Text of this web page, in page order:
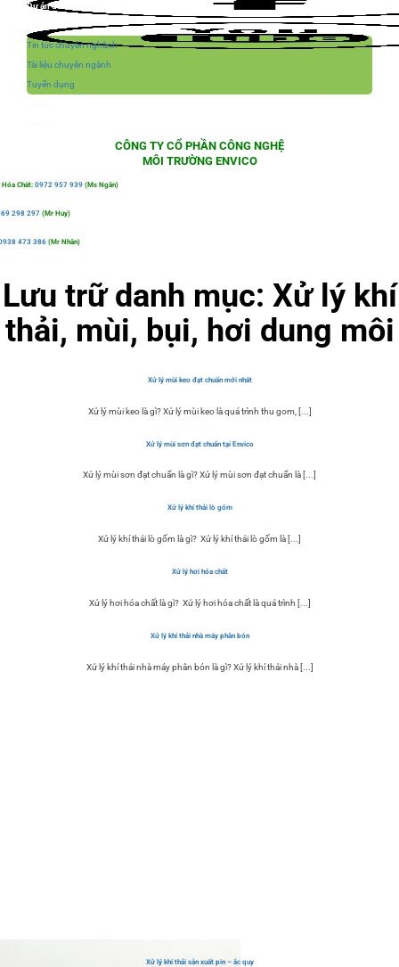
Dự án đã thực hiện
Tin tức chuyên nghành
Tài liệu chuyên ngành
Tuyển dụng
CÔNG TY CỔ PHẦN CÔNG NGHỆ
MÔI TRƯỜNG ENVICO
Chất: 0972 957 939 (Ms Ngân)
298 297 (Mr Huy)
473 386 (Mr Nhân)
Lưu trữ danh mục: Xử lý khí
thải, mùi, bụi, hơi dung môi
Xử lý mùi keo đạt chuẩn mới nhất
Xử lý mùi keo là gì? Xử lý mùi keo là quá trình thu gom, [...]
Xử lý mùi sơn đạt chuẩn tại Envico
Xử lý mùi sơn đạt chuẩn là gì? Xử lý mùi sơn đạt chuẩn là [...]
Xử lý khí thải lò gốm
Xử lý khí thải lò gốm là gì? Xử lý khí thải lò gốm là [...]
Xử lý hơi hóa chất
Xử lý hơi hóa chất là gì? Xử lý hơi hóa chất là quá trình [...]
Xử lý khí thải nhà máy phân bón
Xử lý khí thải nhà máy phân bón là gì? Xử lý khí thải nhà [...]
Xử lý khí thải sản xuất pin – ắc quy